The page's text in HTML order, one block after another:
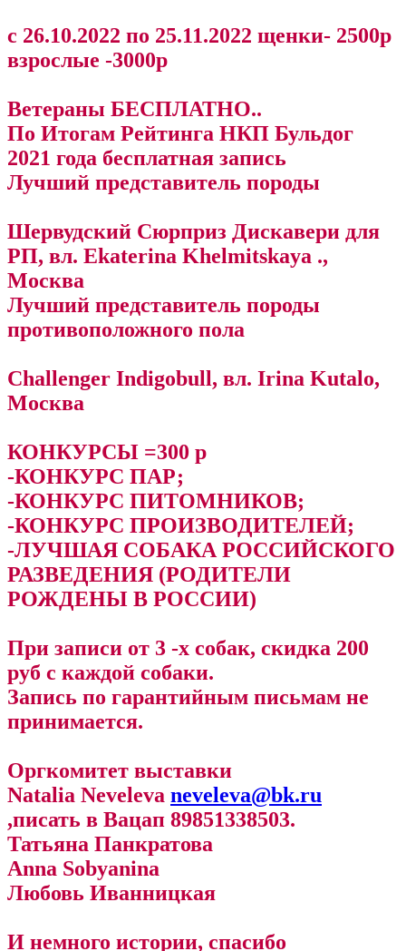
с 26.10.2022 по 25.11.2022 щенки- 2500р
взрослые -3000р
Ветераны БЕСПЛАТНО..
По Итогам Рейтинга НКП Бульдог
2021 года бесплатная запись
Лучший представитель породы
Шервудский Сюрприз Дискавери для
РП, вл. Ekaterina Khelmitskaya .,
Москва
Лучший представитель породы
противоположного пола
Challenger Indigobull, вл. Irina Kutalo,
Москва
КОНКУРСЫ =300 р
-КОНКУРС ПАР;
-КОНКУРС ПИТОМНИКОВ;
-КОНКУРС ПРОИЗВОДИТЕЛЕЙ;
-ЛУЧШАЯ СОБАКА РОССИЙСКОГО
РАЗВЕДЕНИЯ (РОДИТЕЛИ
РОЖДЕНЫ В РОССИИ)
При записи от 3 -х собак, скидка 200
руб с каждой собаки.
Запись по гарантийным письмам не
принимается.
Оргкомитет выставки
Natalia Neveleva neveleva@bk.ru
,писать в Вацап 89851338503.
Татьяна Панкратова
Anna Sobyanina
Любовь Иванницкая
И немного истории, спасибо